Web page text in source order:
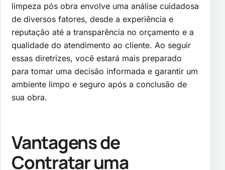
limpeza pós obra envolve uma análise cuidadosa
de diversos fatores, desde a experiência e
reputação até a transparência no orçamento e a
qualidade do atendimento ao cliente. Ao seguir
essas diretrizes, você estará mais preparado
para tomar uma decisão informada e garantir um
ambiente limpo e seguro após a conclusão de
sua obra.
Vantagens de
Contratar uma